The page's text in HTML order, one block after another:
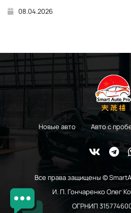
08.04.2026
Новые авто Авто с
Все права защищены ©
И. П. Гончаренко Олег
ОГРНИП